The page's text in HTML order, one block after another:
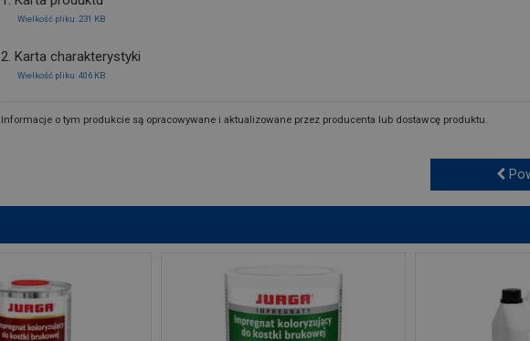
Wielkość pliku: 231 KB
2. Karta charakterystyki
Wielkość pliku: 406 KB
Informacje o tym produkcie są opracowywane i aktualizowane przez producenta lub dostawcę produktu.